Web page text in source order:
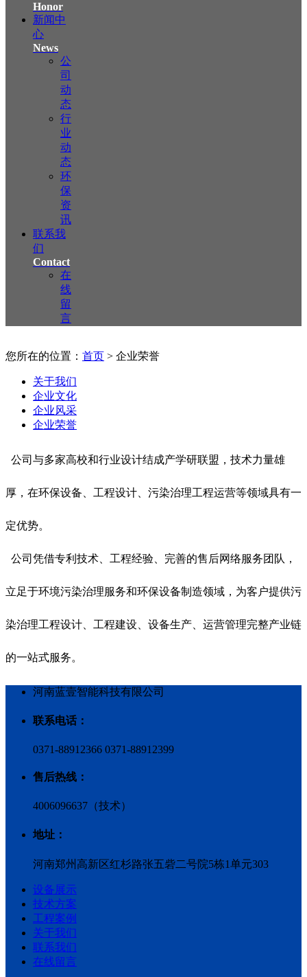
Honor
新闻中
心
News
公
司
动
态
行
业
动
态
环
保
资
讯
联系我
们
Contact
在
线
留
言
您所在的位置： 首页 > 企业荣誉
关于我们
企业文化
企业风采
企业荣誉
公司与多家高校和行业设计结成产学研联盟，技术力量雄
厚，在环保设备、工程设计、污染治理工程运营等领域具有一
定优势。
公司凭借专利技术、工程经验、完善的售后网络服务团队，
立足于环境污染治理服务和环保设备制造领域，为客户提供污
染治理工程设计、工程建设、设备生产、运营管理完整产业链
的一站式服务。
河南蓝壹智能科技有限公司
联系电话：
0371-88912366 0371-88912399
售后热线：
4006096637（技术）
地址：
河南郑州高新区红杉路张五砦二号院5栋1单元303
设备展示
技术方案
工程案例
关于我们
联系我们
在线留言